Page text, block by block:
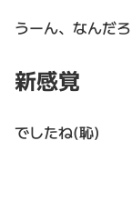
うーん、なんだろ
新感覚
でしたね(恥)